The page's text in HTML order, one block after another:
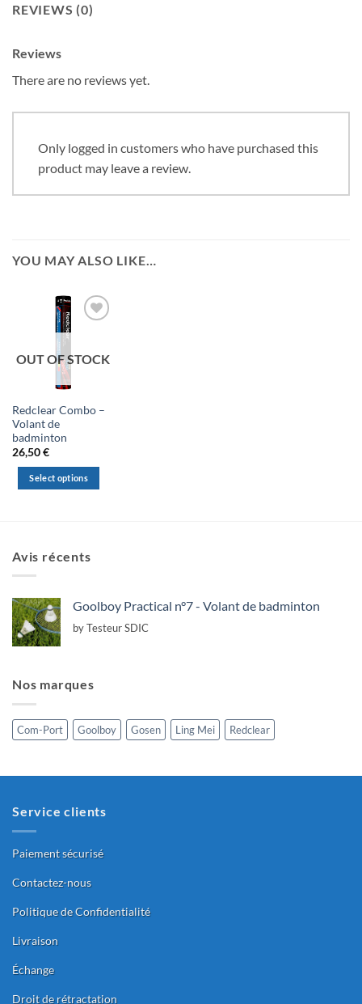
REVIEWS (0)
Reviews
There are no reviews yet.
Only logged in customers who have purchased this
product may leave a review.
YOU MAY ALSO LIKE…
OUT OF STOCK
Redclear Combo –
Volant de
badminton
26,50€
Select options
variants.
options
may
be
chosen
the
product
page
Avis récents
Goolboy Practical n°7 - Volant de badminton
by Testeur SDIC
Nos marques
Com-Port Goolboy Gosen Ling Mei Redclear
Service clients
Paiement sécurisé
Contactez-nous
Politique de Confidentialité
Livraison
Échange
Droit de rétractation